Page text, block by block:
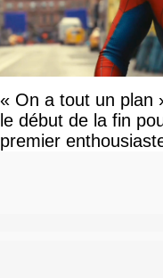
« On a tout un plan
le début de la fin
premier